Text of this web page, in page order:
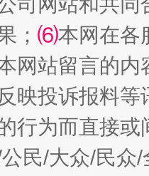
幕 规模
； ⑹本网在各
网站留言的内
映投诉报料
行为而直接
民/大众/民